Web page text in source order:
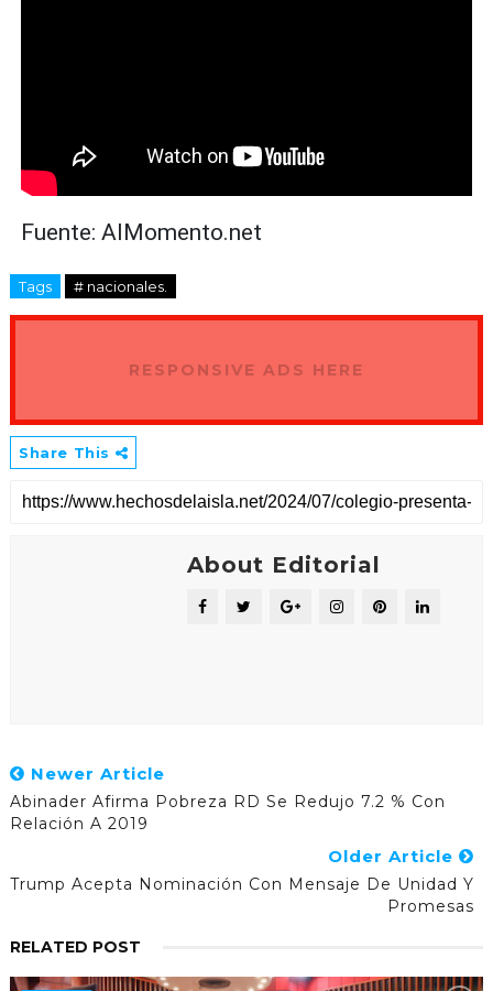
Fuente: AlMomento.net
Tags # nacionales.
RESPONSIVE ADS HERE
Share This
About Editorial
Newer Article
Abinader Afirma Pobreza RD Se Redujo 7.2 % Con
Relación A 2019
Older Article
Trump Acepta Nominación Con Mensaje De Unidad Y
Promesas
RELATED POST